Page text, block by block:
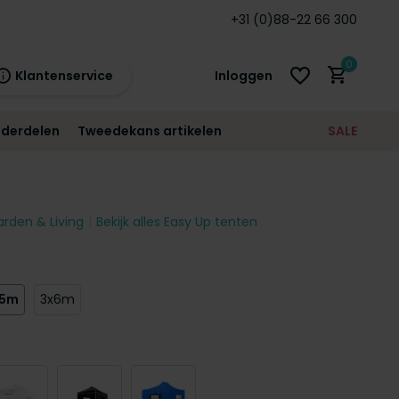
+31 (0)88-22 66 300
Klantenservice Inloggen
21:00
morgen
Account aanmaken
0
Tweedekans artikelen SALE
& Living Bekijk alles Easy Up tenten
3x6m